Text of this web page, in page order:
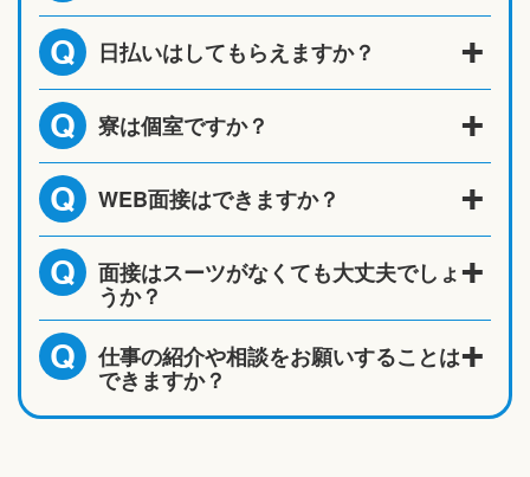
Q 日払いはしてもらえますか？
Q 寮は個室ですか？
Q WEB面接はできますか？
Q 面接はスーツがなくても大丈夫でしょ
うか？
Q 仕事の紹介や相談をお願いすることは
できますか？